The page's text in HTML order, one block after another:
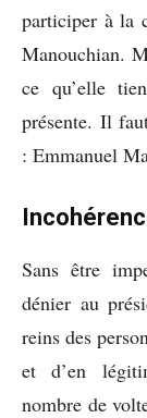
participer à la
Manouchian.
ce qu’elle
présente. Il
: Emmanuel
Sans être
dénier au
reins des
et d’en
nombre de